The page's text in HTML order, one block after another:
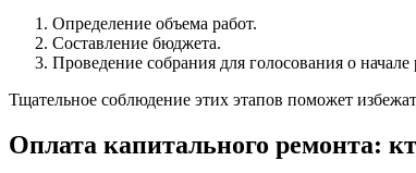
Определение объема работ.
Составление бюджета.
Проведение собрания для голосования о начале
Тщательное соблюдение этих этапов поможет
Оплата капитального ремонта: